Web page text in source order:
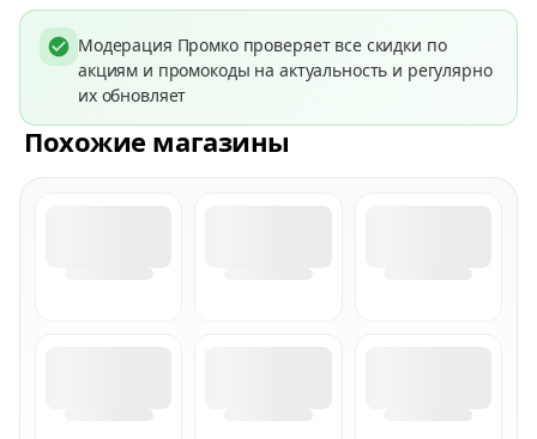
Модерация Промко проверяет все скидки по
акциям и промокоды на актуальность и регулярно
их обновляет
Похожие магазины